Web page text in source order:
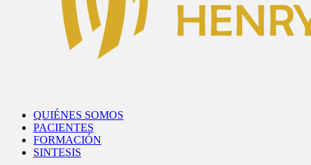
QUIÉNES SOMOS
PACIENTES
FORMACIÓN
SINTESIS